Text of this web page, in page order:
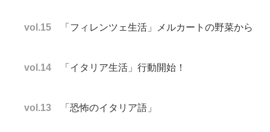
vol.15 「フィレンツェ生活」メルカートの野菜から
vol.14 「イタリア生活」行動開始！
vol.13 「恐怖のイタリア語」